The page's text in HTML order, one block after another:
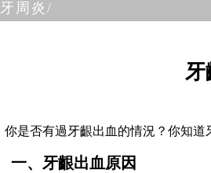
牙周炎/
牙
你是否有過牙齦出血的情況？你知
一、牙齦出血原因